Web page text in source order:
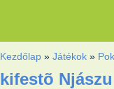
Kezdőlap »Játékok »
kifestõ